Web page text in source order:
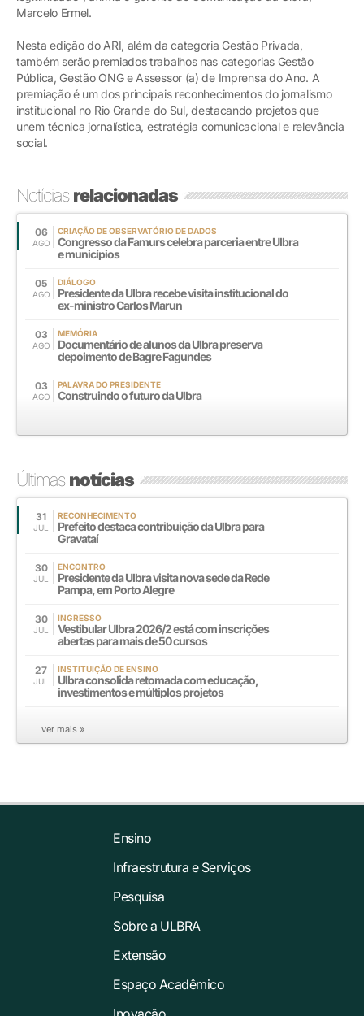
Marcelo Ermel.
Nesta edição do ARI, além da categoria Gestão Privada,
também serão premiados trabalhos nas categorias Gestão
Pública, Gestão ONG e Assessor (a) de Imprensa do Ano. A
premiação é um dos principais reconhecimentos do jornalismo
institucional no Rio Grande do Sul, destacando projetos que
unem técnica jornalística, estratégia comunicacional e relevância
social.
Notíciasrelacionadas
06
AGO
CRIAÇÃO DE OBSERVATÓRIO DE DADOS
Congresso da Famurs celebra parceria entre Ulbra
e municípios
05
AGO
DIÁLOGO
Presidente da Ulbra recebe visita institucional do
ex-ministro Carlos Marun
03
AGO
MEMÓRIA
Documentário de alunos da Ulbra preserva
depoimento de Bagre Fagundes
03
AGO
PALAVRA DO PRESIDENTE
Construindo o futuro da Ulbra
Últimasnotícias
31
JUL
RECONHECIMENTO
Prefeito destaca contribuição da Ulbra para
Gravataí
30
JUL
ENCONTRO
Presidente da Ulbra visita nova sede da Rede
Pampa, em Porto Alegre
30
JUL
INGRESSO
Vestibular Ulbra 2026/2 está com inscrições
abertas para mais de 50 cursos
27
JUL
INSTITUIÇÃO DE ENSINO
Ulbra consolida retomada com educação,
investimentos e múltiplos projetos
ver mais »
Ensino
Infraestrutura e Serviços
Pesquisa
Sobre a ULBRA
Extensão
Espaço Acadêmico